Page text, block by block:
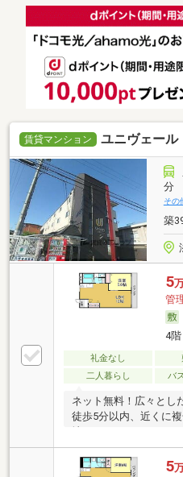
賃貸マンション ユニヴェール
分
その
築
5
管
4階
礼金なし
二人暮らし
バ
ネット無料！広々とし
徒歩5分以内、近くに
5